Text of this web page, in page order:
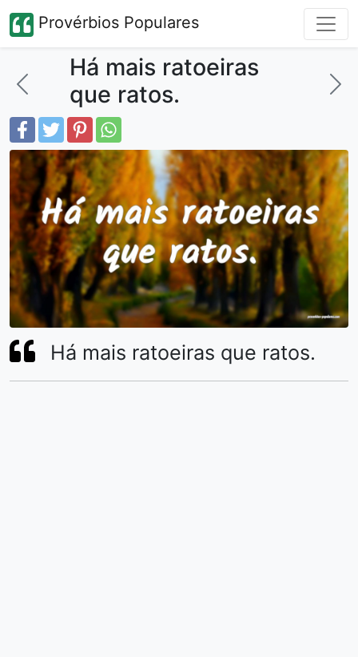
Provérbios Populares
Há mais ratoeiras
que ratos.
Há mais ratoeiras que ratos.